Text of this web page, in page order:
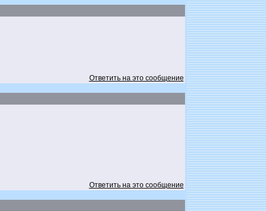
Ответить на это сообщение
Ответить на это сообщение